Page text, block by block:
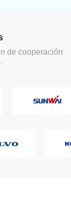
de cooperación